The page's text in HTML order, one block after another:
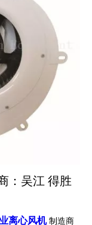
：吴江 得胜
离心风机制造商